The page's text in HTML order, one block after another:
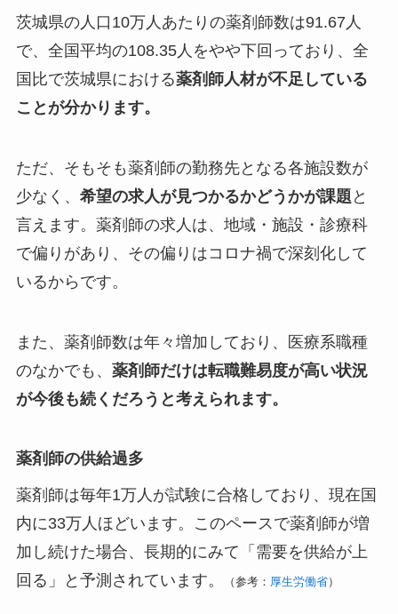
茨城県の人口10万人あたりの薬剤師数は91.67人
で、全国平均の108.35人をやや下回っており、全
国比で茨城県における薬剤師人材が不足している
ことが分かります。
ただ、そもそも薬剤師の勤務先となる各施設数が
少なく、 希望の求人が見つかるかどうかが課題 と
言えます。薬剤師の求人は、地域・施設・診療科
で偏りがあり、その偏りはコロナ禍で深刻化して
いるからです。
また、薬剤師数は年々増加しており、医療系職種
のなかでも、 薬剤師だけは転職難易度が高い状況
が今後も続くだろうと考えられます。
薬剤師の供給過多
薬剤師は毎年1万人が試験に合格しており、現在国
内に33万人ほどいます。このペースで薬剤師が増
加し続けた場合、長期的にみて「需要を供給が上
回る」と予測されています。
（参考： 厚生労働省）